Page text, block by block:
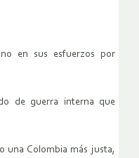
en sus esfuerzos por
de guerra interna que
una Colombia más justa,